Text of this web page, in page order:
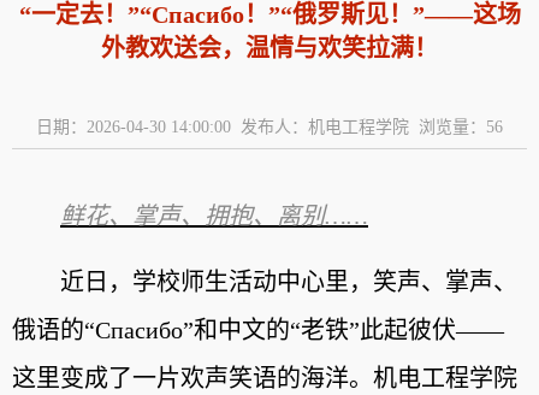
“一定去！”“Спасибо！”“俄罗斯见！”——这场
外教欢送会，温情与欢笑拉满！
日期：2026-04-30 14:00:00 发布人：机电工程学院 浏览量： 56
鲜花、掌声、拥抱、离别……
近日，学校师生活动中心里，笑声、掌声、
俄语的“Спасибо”和中文的“老铁”此起彼伏——
这里变成了一片欢声笑语的海洋。机电工程学院